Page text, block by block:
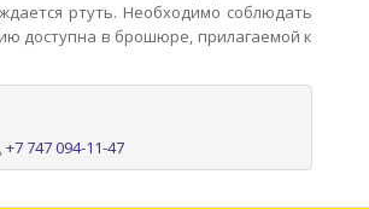
ртуть. Необходимо соблюдать
доступна в брошюре, прилагаемой к
,+7 747 094-11-47